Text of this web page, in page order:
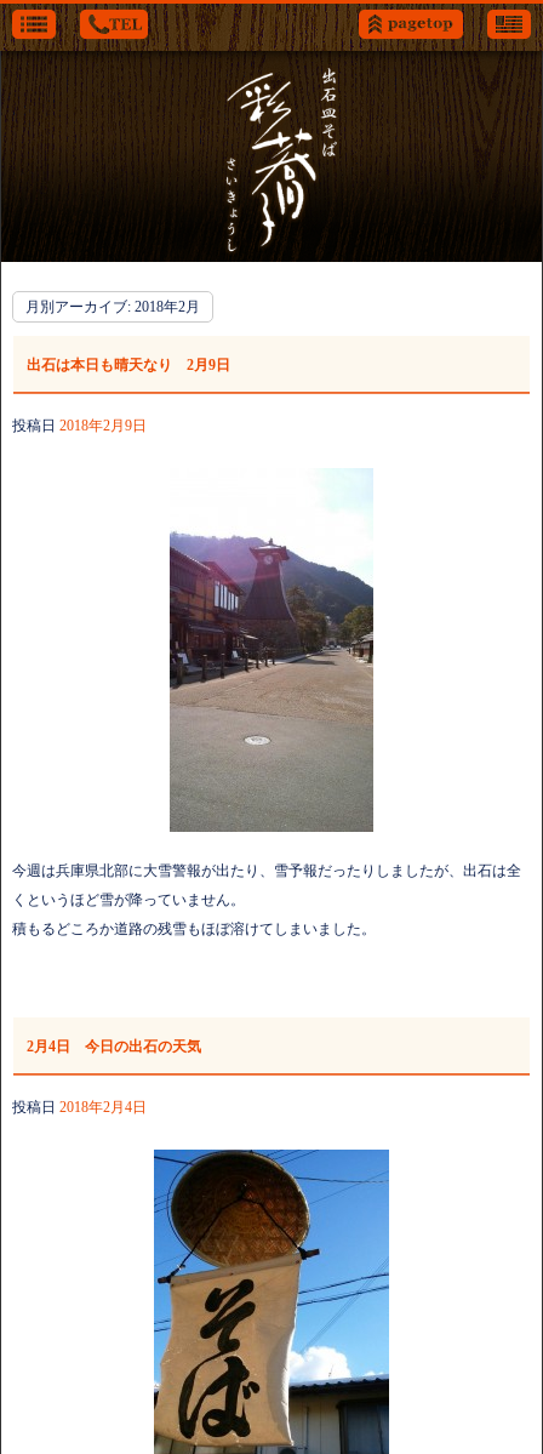
月別アーカイブ: 2018年2月
出石は本日も晴天なり 2月9日
投稿日 2018年2月9日
今週は兵庫県北部に大雪警報が出たり、雪予報だったりしましたが、出石は全
くというほど雪が降っていません。
積もるどころか道路の残雪もほぼ溶けてしまいました。
2月4日 今日の出石の天気
投稿日 2018年2月4日